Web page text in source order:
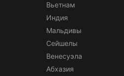
Вьетнам
Индия
Мальдивы
Сейшелы
Венесуэла
Абхазия